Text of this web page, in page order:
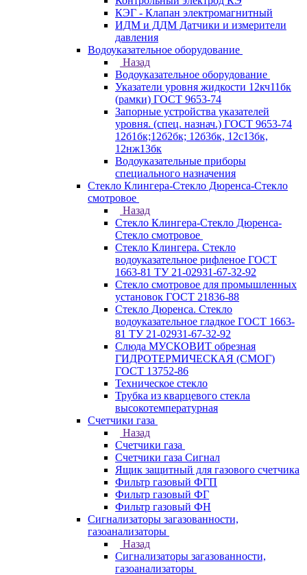
КЭГ - Клапан электромагнитный
ИДМ и ДДМ Датчики и измерители
давления
Водоуказательное оборудование
Назад
Водоуказательное оборудование
Указатели уровня жидкости 12кч11бк
(рамки) ГОСТ 9653-74
Запорные устройства указателей
уровня. (спец. назнач.) ГОСТ 9653-74
12б1бк;12б2бк; 12б3бк, 12с13бк,
12нж13бк
Водоуказательные приборы
специального назначения
Стекло Клингера-Стекло Дюренса-Стекло
смотровое
Назад
Стекло Клингера-Стекло Дюренса-
Стекло смотровое
Стекло Клингера. Стекло
водоуказательное рифленое ГОСТ
1663-81 ТУ 21-02931-67-32-92
Стекло смотровое для промышленных
установок ГОСТ 21836-88
Стекло Дюренса. Стекло
водоуказательное гладкое ГОСТ 1663-
81 ТУ 21-02931-67-32-92
Слюда МУСКОВИТ обрезная
ГИДРОТЕРМИЧЕСКАЯ (СМОГ)
ГОСТ 13752-86
Техническое стекло
Трубка из кварцевого стекла
высокотемпературная
Счетчики газа
Назад
Счетчики газа
Счетчики газа Сигнал
Ящик защитный для газового счетчика
Фильтр газовый ФГП
Фильтр газовый ФГ
Фильтр газовый ФН
Сигнализаторы загазованности,
газоанализаторы
Назад
Сигнализаторы загазованности,
газоанализаторы